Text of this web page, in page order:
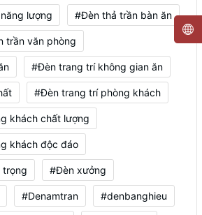
lượng #Đèn thả trần bàn ăn
trần văn phòng
#Đèn trang trí không gian ăn
#Đèn trang trí phòng khách
khách chất lượng
khách độc đáo
trọng #Đèn xưởng
#Denamtran #denbanghieu